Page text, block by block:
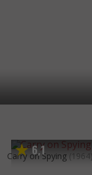
6,1
Carry on Spying (1964)